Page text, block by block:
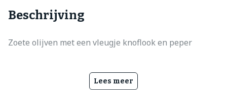
Beschrijving
Zoete olijven met een vleugje knoflook en peper
Lees meer